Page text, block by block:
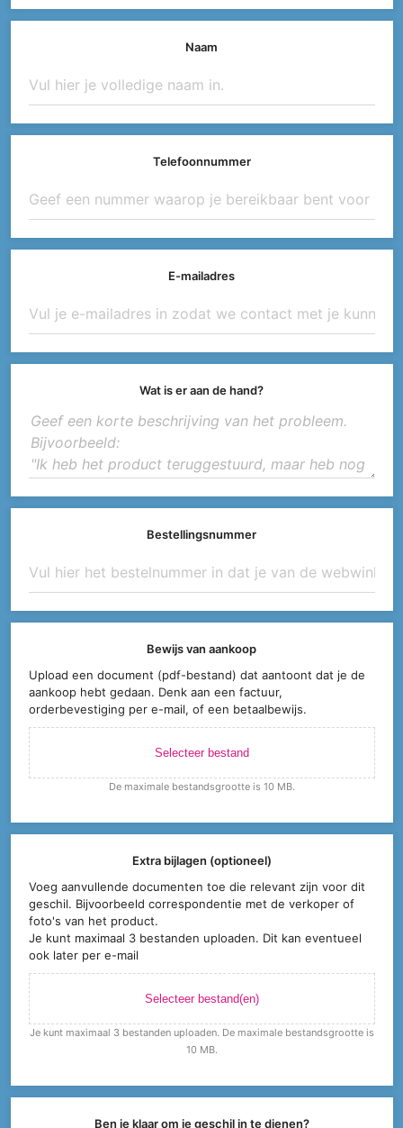
Naam
Telefoonnummer
E-mailadres
Wat is er aan de hand?
Bestellingsnummer
Bewijs van aankoop
Upload een document (pdf-bestand) dat aantoont dat je de
aankoop hebt gedaan. Denk aan een factuur,
orderbevestiging per e-mail, of een betaalbewijs.
Selecteer bestand
De maximale bestandsgrootte is 10 MB.
Extra bijlagen (optioneel)
Voeg aanvullende documenten toe die relevant zijn voor dit
geschil. Bijvoorbeeld correspondentie met de verkoper of
foto's van het product.
Je kunt maximaal 3 bestanden uploaden. Dit kan eventueel
ook later per e-mail
Selecteer bestand(en)
Je kunt maximaal 3 bestanden uploaden. De maximale bestandsgrootte is
10 MB.
Ben je klaar om je geschil in te dienen?